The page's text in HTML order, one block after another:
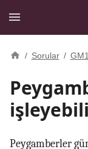
/ Sorular / GM1
Peygamberler